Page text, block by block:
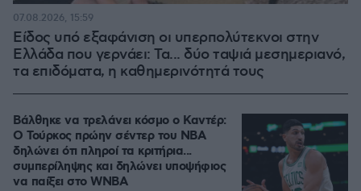
Είδος υπό εξαφάνιση οι υπερπολύτεκνοι στην
Ελλάδα που γερνάει: Τα... δύο ταψιά μεσημεριανό,
τα επιδόματα, η καθημερινότητά τους
07.08.2026, 15:59
Βάλθηκε να τρελάνει κόσμο ο Καντέρ:
Ο Τούρκος πρώην σέντερ του NBA
δηλώνει ότι πληροί τα κριτήρια...
συμπερίληψης και δηλώνει υποψήφιος
να παίξει στο WNBA